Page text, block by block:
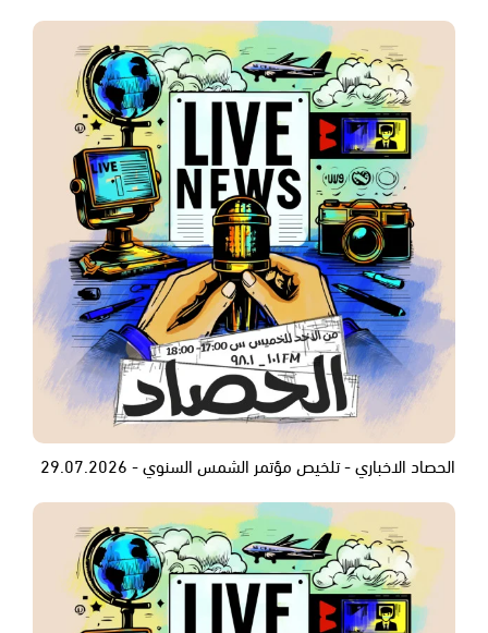
الحصاد الاخباري - تلخيص مؤتمر الشمس السنوي - 29.07.2026